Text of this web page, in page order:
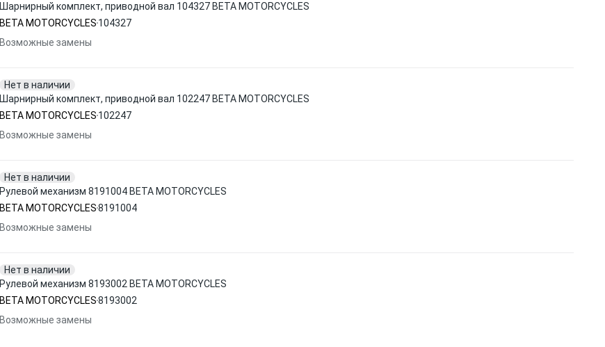
Шарнирный комплект, приводной вал 104327 BETA MOTORCYCLES
BETA MOTORCYCLES 104327
Возможные замены
Нет в наличии
Шарнирный комплект, приводной вал 102247 BETA MOTORCYCLES
BETA MOTORCYCLES 102247
Возможные замены
Нет в наличии
Рулевой механизм 8191004 BETA MOTORCYCLES
BETA MOTORCYCLES8191004
Возможные замены
Нет в наличии
Рулевой механизм 8193002 BETA MOTORCYCLES
BETA MOTORCYCLES8193002
Возможные замены